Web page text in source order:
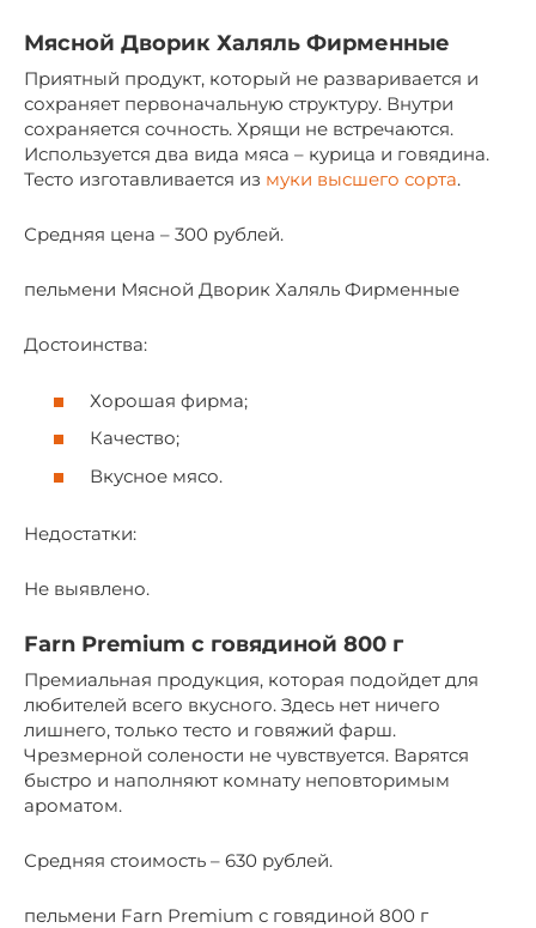
Мясной Дворик Халяль Фирменные
Приятный продукт, который не разваривается и
сохраняет первоначальную структуру. Внутри
сохраняется сочность. Хрящи не встречаются.
Используется два вида мяса – курица и говядина.
Тесто изготавливается из муки высшего сорта.
Средняя цена – 300 рублей.
пельмени Мясной Дворик Халяль Фирменные
Достоинства:
Хорошая фирма;
Качество;
Вкусное мясо.
Недостатки:
Не выявлено.
Farn Premium с говядиной 800 г
Премиальная продукция, которая подойдет для
любителей всего вкусного. Здесь нет ничего
лишнего, только тесто и говяжий фарш.
Чрезмерной солености не чувствуется. Варятся
быстро и наполняют комнату неповторимым
ароматом.
Средняя стоимость – 630 рублей.
пельмени Farn Premium с говядиной 800 г